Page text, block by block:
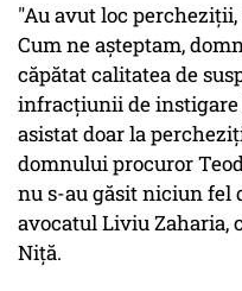
"Au avut loc
Cum ne aşteptam,
căpătat calitatea de
infracţiunii de instigare
asistat doar la
domnului procuror
nu s-au găsit niciun fel
avocatul Liviu Zaharia,
Niţă.